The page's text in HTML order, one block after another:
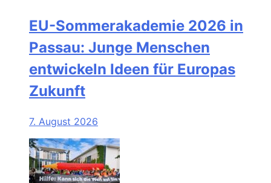
EU-Sommerakademie 2026 in
Passau: Junge Menschen
entwickeln Ideen für Europas
Zukunft
7. August 2026